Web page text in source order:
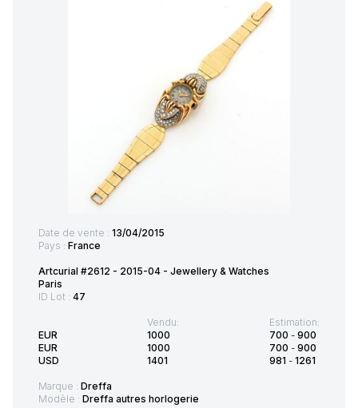
Date de vente : 13/04/2015
Pays : France
Artcurial #2612 - 2015-04 - Jewellery & Watches
Paris
ID Lot : 47
EUR
EUR
USD
Vendu:
1000
1000
1401
Estimation:
700 - 900
700 - 900
981 - 1261
Marque : Dreffa
Modèle : Dreffa autres horlogerie